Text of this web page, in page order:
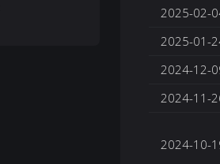
2025-02-
2025-01-
2024-12-
2024-11-
2024-10-